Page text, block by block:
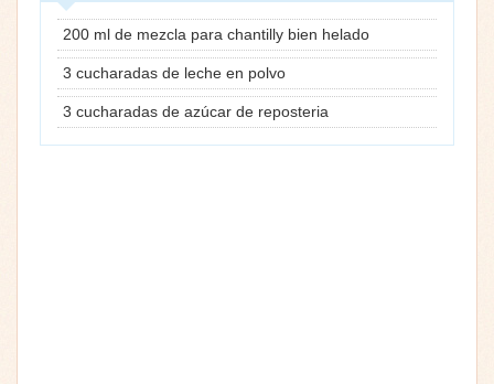
200 ml de mezcla para chantilly bien helado
3 cucharadas de leche en polvo
3 cucharadas de azúcar de reposteria